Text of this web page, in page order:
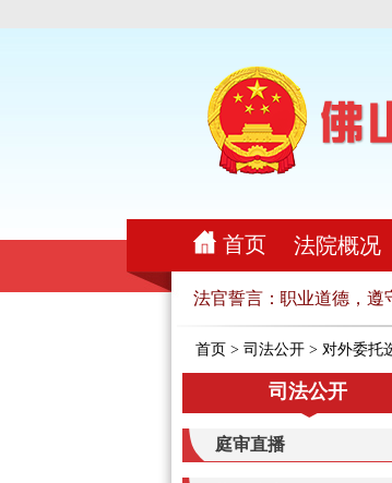
首页 法院概况
法官誓言：
，忠实履行法官职责，恪守法官职业道德，遵
首页 > 司法公开 > 对外委托
司法公开
庭审直播